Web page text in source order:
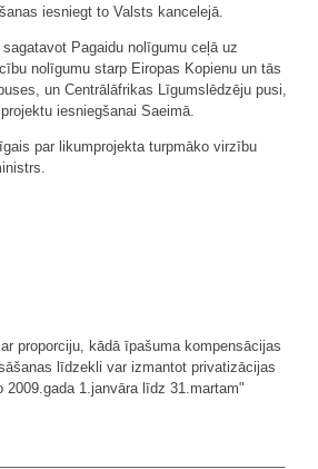
iesniegt to Valsts kancelejā.
Pagaidu nolīgumu ceļā uz
nolīgumu starp Eiropas Kopienu un tās
un Centrālāfrikas Līgumslēdzēju pusi,
iesniegšanai Saeimā.
par likumprojekta turpmāko virzību
proporciju, kādā īpašuma kompensācijas
līdzekli var izmantot privatizācijas
1.janvāra līdz 31.martam"